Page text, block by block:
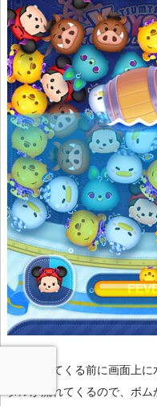
タルが出てくる前に画面上に
タルが流れてくるので、ボ